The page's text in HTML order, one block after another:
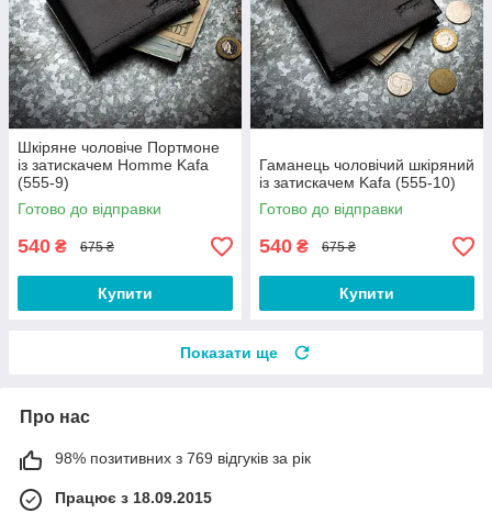
Шкіряне чоловіче Портмоне
із затискачем Homme Kafa
(555-9)
Готово до відправки
540 ₴ 675 ₴
Купити
Гаманець чоловічий шкіряний
із затискачем Kafa (555-10)
Готово до відправки
540 ₴ 675 ₴
Купити
Показати ще
Про нас
98% позитивних з 769 відгуків за рік
Працює з 18.09.2015